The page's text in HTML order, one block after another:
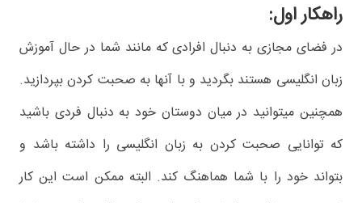
راهکار اول:
در فضای مجازی به دنبال افرادی که مانند شما در حال آموزش
زبان انگلیسی هستند بگردید و با آنها به صحبت کردن بپردازید.
همچنین میتوانید در میان دوستان خود به دنبال فردی باشید
که توانایی صحبت کردن به زبان انگلیسی را داشته باشد و
بتواند خود را با شما هماهنگ کند. البته ممکن است این کار